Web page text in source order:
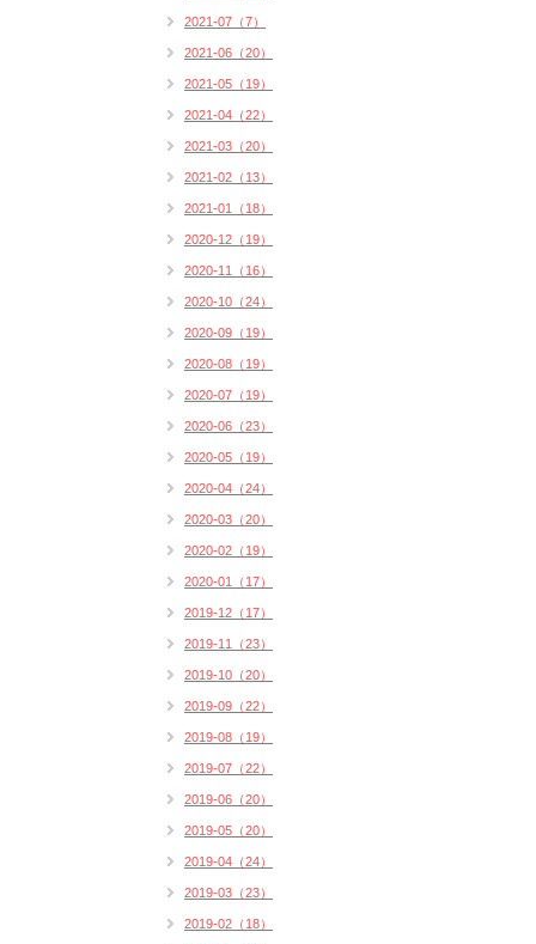
2021-07（7）
2021-06（20）
2021-05（19）
2021-04（22）
2021-03（20）
2021-02（13）
2021-01（18）
2020-12（19）
2020-11（16）
2020-10（24）
2020-09（19）
2020-08（19）
2020-07（19）
2020-06（23）
2020-05（19）
2020-04（24）
2020-03（20）
2020-02（19）
2020-01（17）
2019-12（17）
2019-11（23）
2019-10（20）
2019-09（22）
2019-08（19）
2019-07（22）
2019-06（20）
2019-05（20）
2019-04（24）
2019-03（23）
2019-02（18）